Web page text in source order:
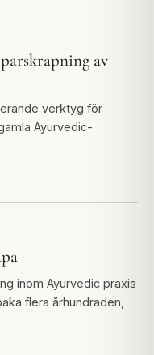
av
verktyg för
Ayurvedic-
inom Ayurvedic praxis
flera århundraden,